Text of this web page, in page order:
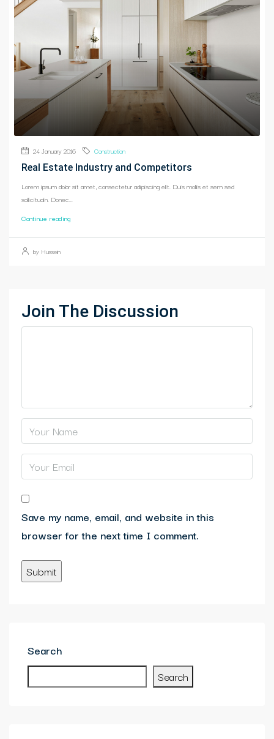
24 January 2016 Construction
Real Estate Industry and Competitors
Lorem ipsum dolor sit amet, consectetur adipiscing elit. Duis mollis et sem sed
sollicitudin. Donec...
Continue reading
by Hussein
Join The Discussion
Save my name, email, and website in this
browser for the next time I comment.
Search
Search